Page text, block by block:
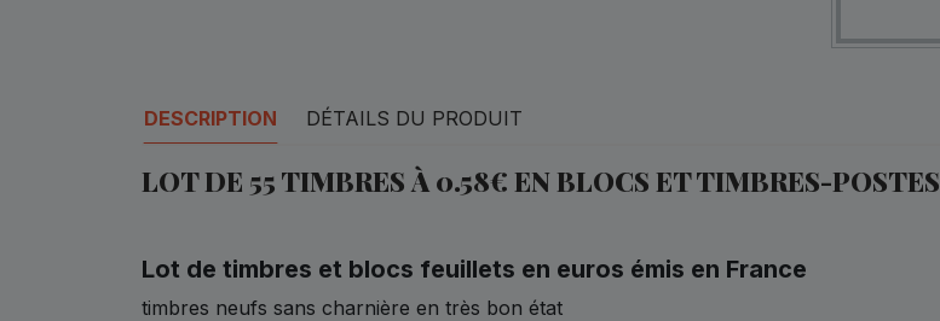
DESCRIPTION DÉTAILS DU PRODUIT
LOT DE 55 TIMBRES À 0.58€ EN BLOCS ET TIMBRES-POSTES
Lot de timbres et blocs feuillets en euros émis en France
timbres neufs sans charnière en très bon état